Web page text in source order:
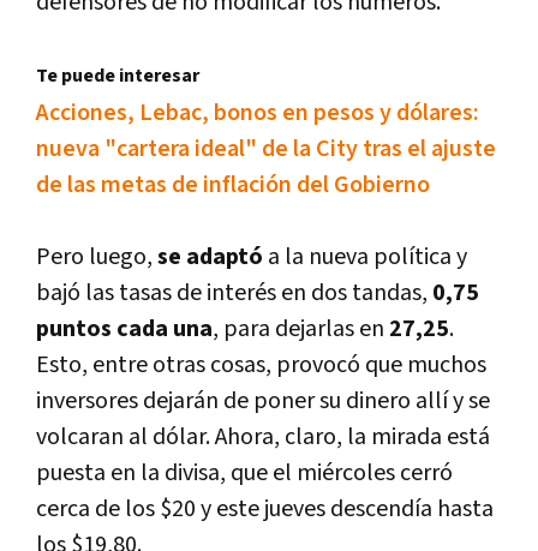
Te puede interesar
Acciones, Lebac, bonos en pesos y dólares:
nueva "cartera ideal" de la City tras el ajuste
de las metas de inflación del Gobierno
Pero luego,se adaptó a la nueva polí­tica y
bajó las tasas de interés en dos tandas, 0,75
puntos cada una, para dejarlas en 27,25.
Esto, entre otras cosas, provocó que muchos
inversores dejarán de poner su dinero allí­ y se
volcaran al dólar. Ahora, claro, la mirada está
puesta en la divisa, que el miércoles cerró
cerca de los $20 y este jueves descendí­a hasta